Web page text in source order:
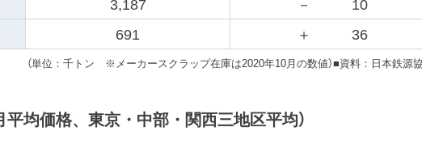
3,187 － 10
691 ＋ 36
（単位：千トン ※メーカースクラップ在庫は2020年10月の数値）■資料：日本鉄源
平均価格、東京・中部・関西三地区平均）